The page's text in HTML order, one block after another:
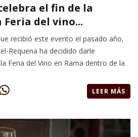
el fin de la
del vino...
recibió este evento el pasado año,
Requena ha decidido darle
Feria del Vino en Rama dentro de la
LEER MÁS